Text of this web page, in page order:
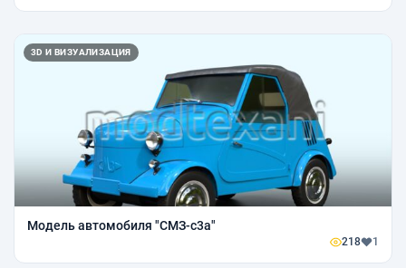
3D И ВИЗУАЛИЗАЦИЯ
Модель автомобиля "СМЗ-с3а"
218 1